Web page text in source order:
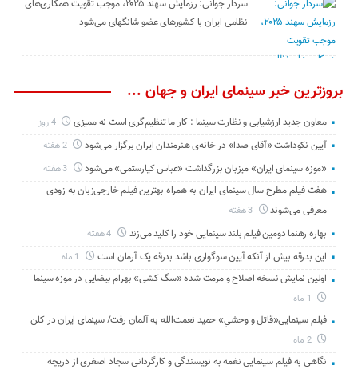
سردار جوانی: رزمایش سهند ۲۰۲۵، موجب تقویت همکاری‌های
نظامی ایران با کشور‌های عضو شانگهای می‌شود
بروزترین خبر سینمای ایران و جهان ...
معاون جدید ارزشیابی و نظارت سینما : کار ما تنظیم‌گری است نه ممیزی 4 روز
آیین نکوداشت «آقای صدا» در خانه‌ی هنرمندان ایران برگزار می‌شود 2 هفته
«موزه سینمای ایران» میزبان بزرگداشت «عباس کیارستمی» می‌شود 3 هفته
هفت فیلم مطرح سال سینمای ایران به همراه بهترین فیلم خارجی‌زبان به زودی
معرفی می‌شوند
3 هفته
بهاره رهنما دومین فیلم بلند سینمایی خود را کلید می‌زند
این بدرقه بیش از آنکه آیین سوگواری باشد بدرقه یک آرمان است
اولین نمایش نسخه اصلاح و مرمت شده «سگ کشی» بهرام بیضایی در موزه سینما
فیلم سینمایی«قاتل و وحشیِ» حمید نعمت‌الله به آلمان رفت/ سینمای ایران در کلن
2 ماه
نگاهی به فیلم سینمایی نغمه به نویسندگی و کارگردانی سجاد اصغری از دریچه